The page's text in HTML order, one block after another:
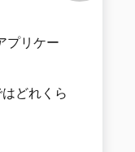
プリケー
どれくら